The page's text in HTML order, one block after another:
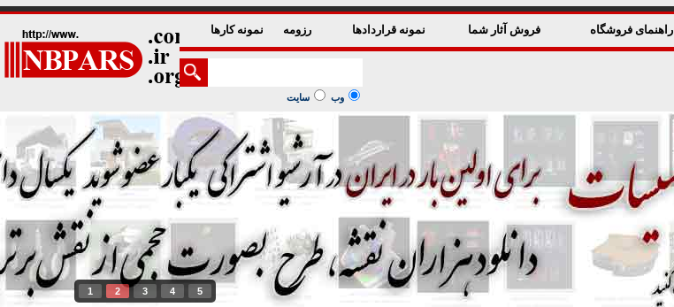
راهنمای فروشگاه فروش آثار شما نمونه قراردادها رزومه نمونه کارها
وب سایت
1 2 3 4 5